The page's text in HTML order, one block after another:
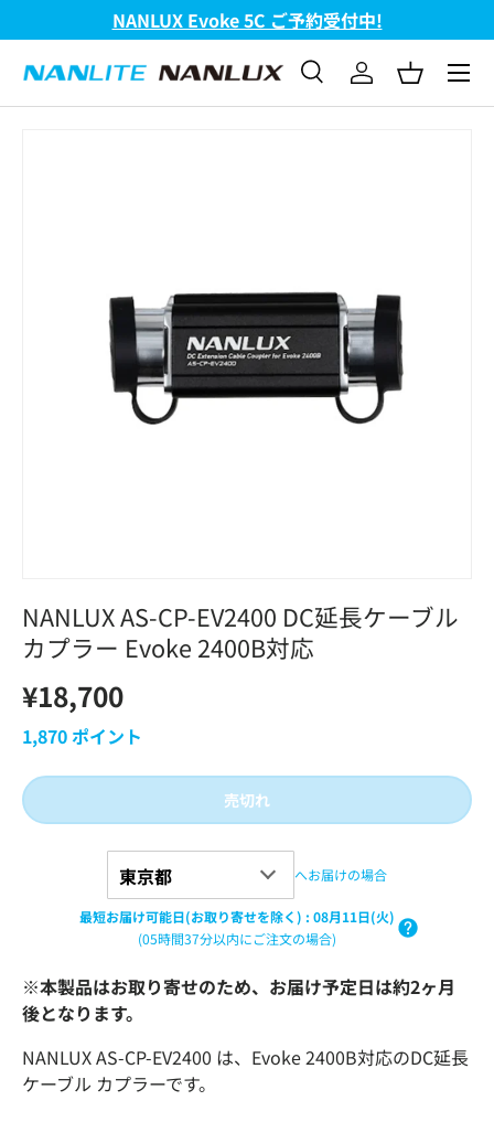
コンテンツへスキップ
NANLUX Evoke 5C ご予約受付中!
検索
検索 ログインバスケッ
メニ
NANLUX AS-CP-EV2400 DC延長ケーブル
カプラー Evoke 2400B対応
¥18,700
1,870ポイント
売切れ
へお届けの場合
最短お届け可能日(お取り寄せを除く) : 08月11日(火)
(05時間37分以内にご注文の場合)
※本製品はお取り寄せのため、お届け予定日は約2ヶ月
後となります。
NANLUX AS-CP-EV2400 は、Evoke 2400B対応のDC延長
ケーブル カプラーです。